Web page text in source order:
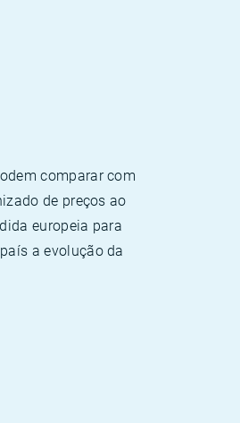
comparar com
de preços ao
europeia para
a evolução da